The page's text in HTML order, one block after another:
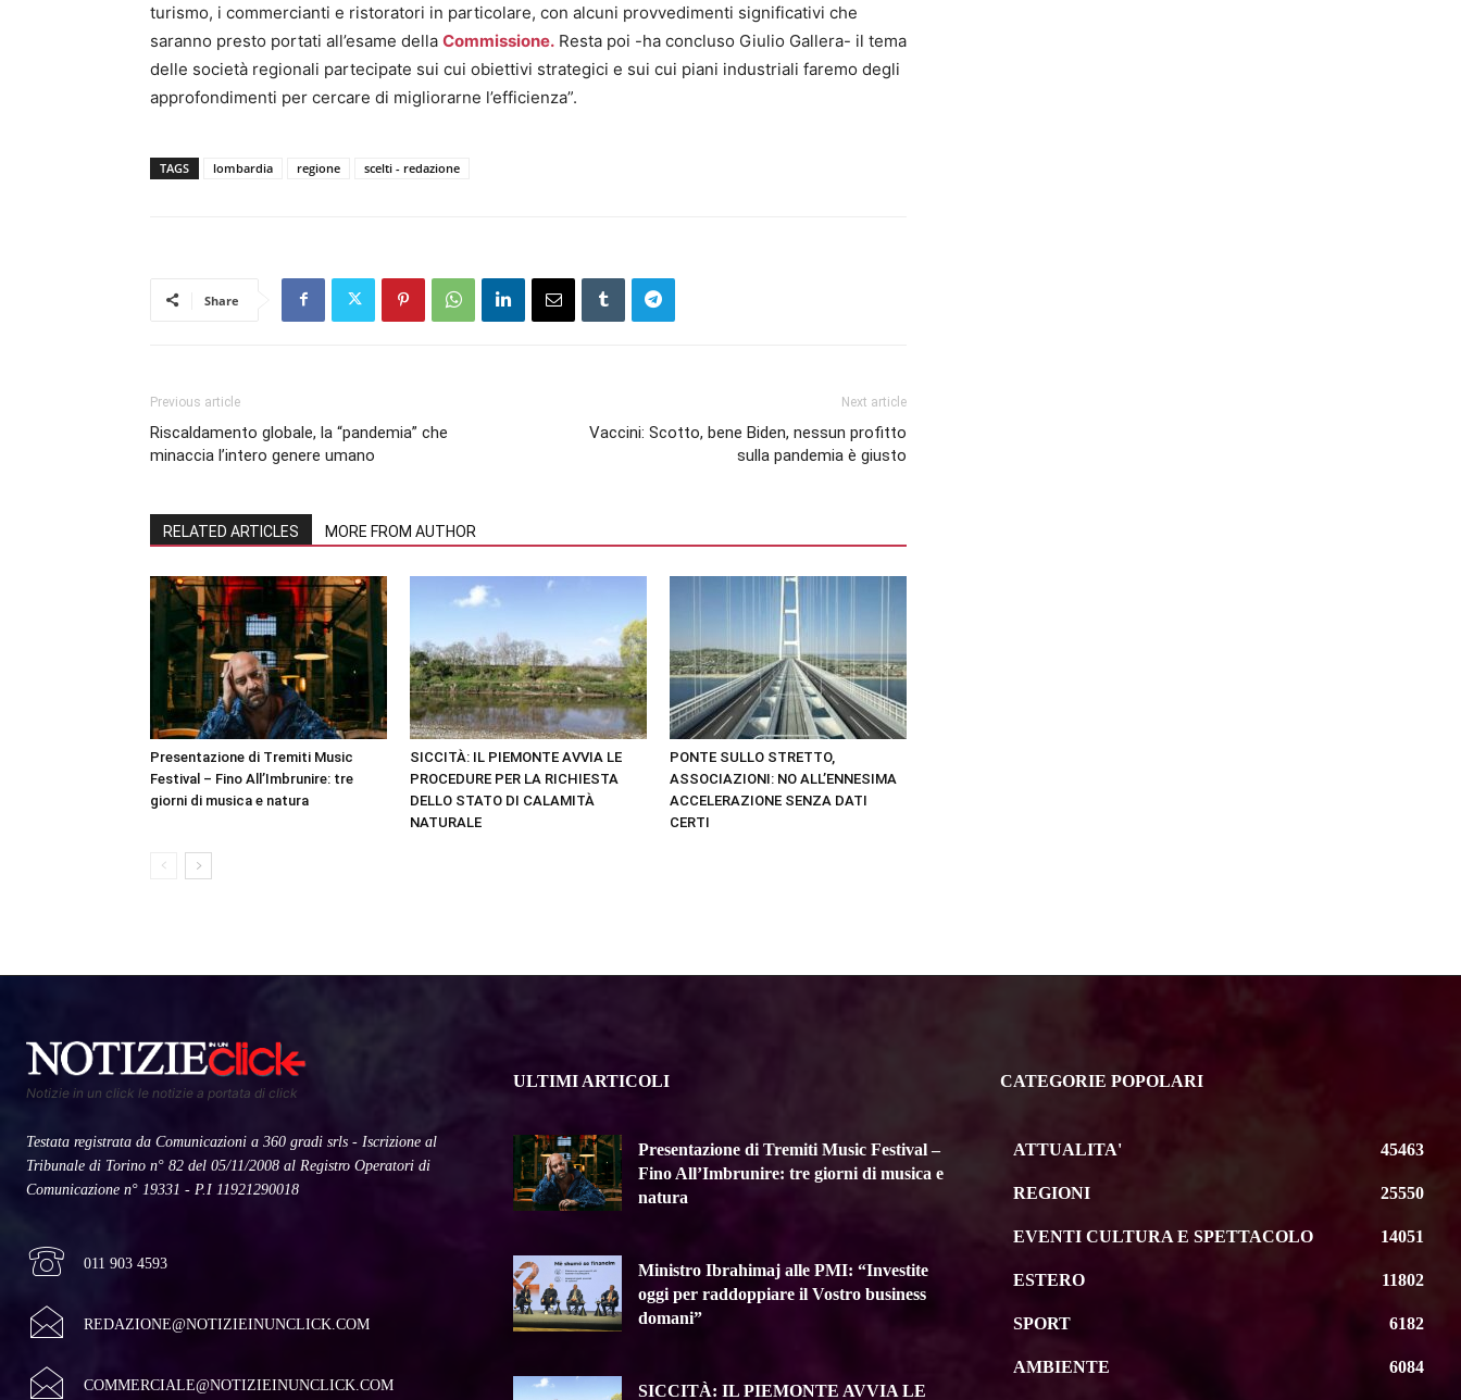
turismo, i commercianti e ristoratori in particolare, con alcuni provvedimenti significativi che
saranno presto portati all’esame della Commissione. Resta poi -ha concluso Giulio Gallera- il tema
delle società regionali partecipate sui cui obiettivi strategici e sui cui piani industriali faremo degli
approfondimenti per cercare di migliorarne l’efficienza”.
TAGS lombardia regione scelti - redazione
Share
Previous article
Riscaldamento globale, la “pandemia” che
minaccia l’intero genere umano
Next article
Vaccini: Scotto, bene Biden, nessun profitto
sulla pandemia è giusto
RELATED ARTICLES MORE FROM AUTHOR
Presentazione di Tremiti Music
Festival – Fino All’Imbrunire: tre
giorni di musica e natura
SICCITÀ: IL PIEMONTE AVVIA LE
PROCEDURE PER LA RICHIESTA
DELLO STATO DI CALAMITÀ
NATURALE
PONTE SULLO STRETTO,
ASSOCIAZIONI: NO ALL’ENNESIMA
ACCELERAZIONE SENZA DATI
CERTI
Notizie in un click le notizie a portata di click
Testata registrata da Comunicazioni a 360 gradi srls - Iscrizione al
Tribunale di Torino n° 82 del 05/11/2008 al Registro Operatori di
Comunicazione n° 19331 - P.I 11921290018
011 903 4593
REDAZIONE@NOTIZIEINUNCLICK.COM
COMMERCIALE@NOTIZIEINUNCLICK.COM
ULTIMI ARTICOLI
Presentazione di Tremiti Music Festival –
Fino All’Imbrunire: tre giorni di musica e
natura
Ministro Ibrahimaj alle PMI: “Investite
oggi per raddoppiare il Vostro business
domani”
SICCITÀ: IL PIEMONTE AVVIA LE
CATEGORIE POPOLARI
ATTUALITA' 45463
REGIONI 25550
EVENTI CULTURA E SPETTACOLO 14051
ESTERO 11802
SPORT 6182
AMBIENTE 6084